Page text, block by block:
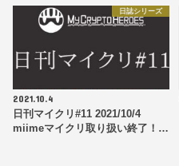
日誌シリーズ
2021.10.4
日刊マイクリ#11 2021/10/4
miimeマイクリ取り扱い終了！…